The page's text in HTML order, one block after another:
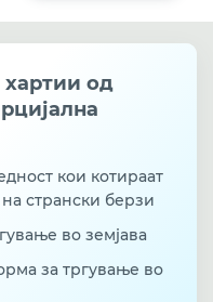
хартии од
кои котираат
странски берзи
во земјава
за тргување во